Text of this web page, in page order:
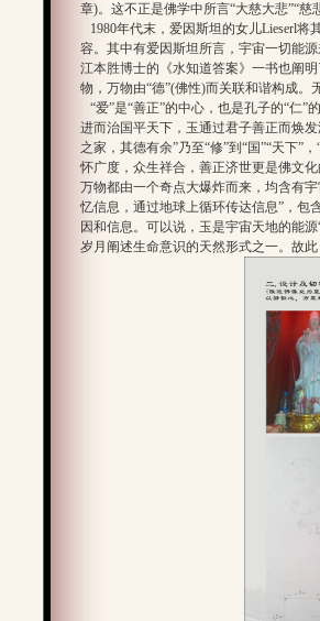
章)。这不正是佛学中所言“大慈
1980年代末，爱因斯坦的女儿Lieserl将
容。其中有爱因斯坦所言，宇宙一切能
江本胜博士的《水知道答案》一书也阐
物，万物由“德”(佛性)而关联和谐构成。
“爱”是“善正”的中心，也是孔子的“仁”
进而治国平天下，玉通过君子善正而焕
之家，其德有余”乃至“修”到“国”“天下”
怀广度，众生祥合，善正济世更是佛文
万物都由一个奇点大爆炸而来，均含有
忆信息，通过地球上循环传达信息”，包
因和信息。可以说，玉是宇宙天地的能
岁月阐述生命意识的天然形式之一。故